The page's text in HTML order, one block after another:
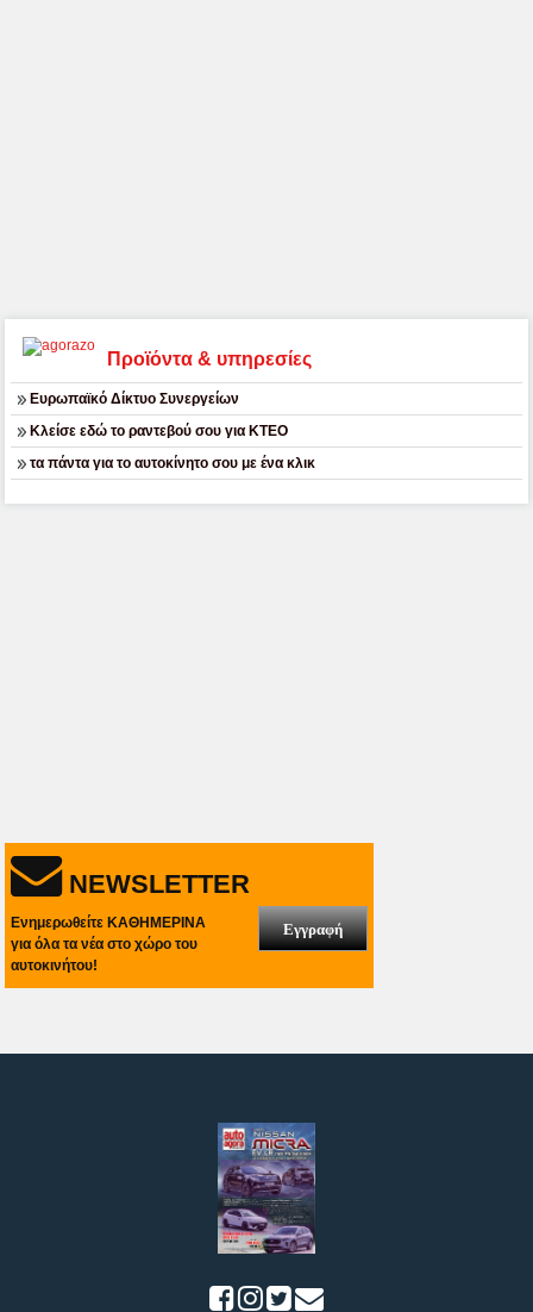
Προϊόντα & υπηρεσίες
Ευρωπαϊκό Δίκτυο Συνεργείων
Κλείσε εδώ το ραντεβού σου για ΚΤΕΟ
τα πάντα για το αυτοκίνητο σου με ένα κλικ
NEWSLETTER
Ενημερωθείτε ΚΑΘΗΜΕΡΙΝΑ
για όλα τα νέα στο χώρο του
αυτοκινήτου!
Εγγραφή